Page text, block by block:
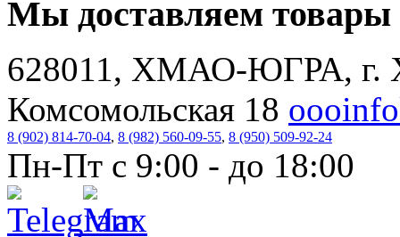
Мы доставляем
628011, ХМАО-ЮГРА, г.
Комсомольская 18
8 (902) 814-70-04, 8 (982) 560-09-55, 8 (950) 509-92-24
Пн-Пт с 9:00 - до 18:00